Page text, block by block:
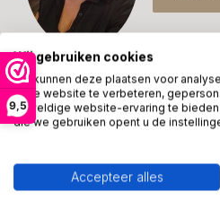
9,5
Adresgegevens:
Wij gebruiken cookies
We kunnen deze plaatsen voor
onze website te verbeteren,
geweldige website-ervaring te
die we gebruiken opent u de
Accepteer alles